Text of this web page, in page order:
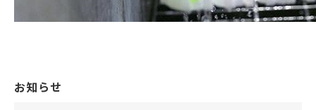
お知らせ